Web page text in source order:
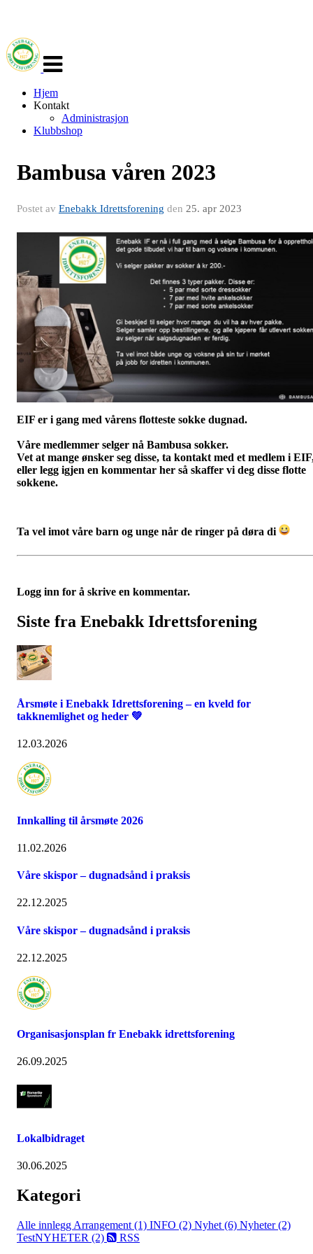
navigasjon
Hjem
Kontakt
Administrasjon
Klubbshop
Bambusa våren 2023
Postet av Enebakk Idrettsforening den 25. apr 2023
EIF er i gang med vårens flotteste sokke dugnad.
Våre medlemmer selger nå Bambusa sokker.
Vet at mange ønsker seg disse, ta kontakt med et medlem i
eller legg igjen en kommentar her så skaffer vi deg disse flotte
sokkene.
Ta vel imot våre barn og unge når de ringer på døra di
Logg inn for å skrive en kommentar.
Siste fra Enebakk Idrettsforening
Årsmøte i Enebakk Idrettsforening – en kveld for
takknemlighet og heder 💚
12.03.2026
Innkalling til årsmøte 2026
11.02.2026
Våre skispor – dugnadsånd i praksis
22.12.2025
Våre skispor – dugnadsånd i praksis
22.12.2025
Organisasjonsplan fr Enebakk idrettsforening
26.09.2025
Lokalbidraget
30.06.2025
Kategori
Alle innlegg Arrangement (1) INFO (2) Nyhet (6) Nyheter (2)
TestNYHETER (2)
RSS